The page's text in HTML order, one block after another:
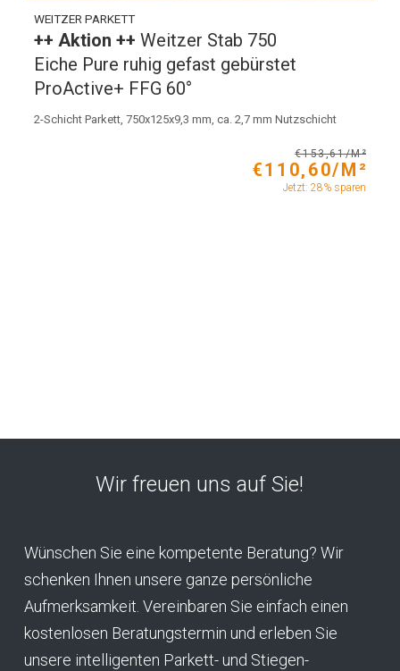
WEITZER PARKETT
++ Aktion ++Weitzer Stab 750
Eiche Pure ruhig gefast gebürstet
ProActive+ FFG 60°
2-Schicht Parkett, 750x125x9,3 mm, ca. 2,7 mm Nutzschicht
€153,61/M²
€110,60/M²
Jetzt: 28% sparen
Wir freuen uns auf Sie!
Wünschen Sie eine kompetente Beratung? Wir
schenken Ihnen unsere ganze persönliche
Aufmerksamkeit. Vereinbaren Sie einfach einen
kostenlosen Beratungstermin und erleben Sie
unsere intelligenten Parkett- und Stiegen-